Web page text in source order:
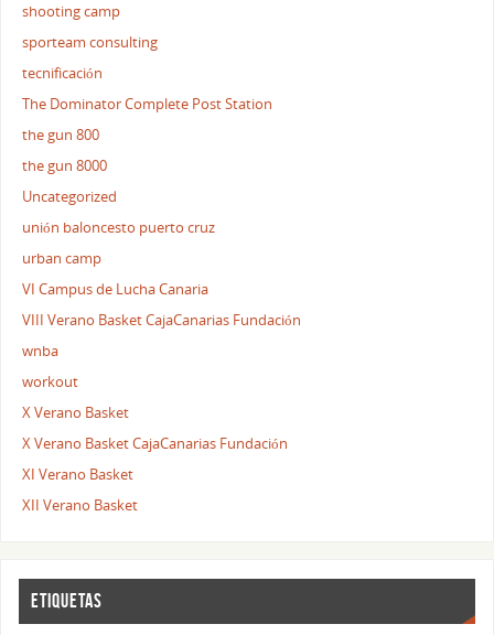
shooting camp
sporteam consulting
tecnificación
The Dominator Complete Post Station
the gun 800
the gun 8000
Uncategorized
unión baloncesto puerto cruz
urban camp
VI Campus de Lucha Canaria
VIII Verano Basket CajaCanarias Fundación
wnba
workout
X Verano Basket
X Verano Basket CajaCanarias Fundación
XI Verano Basket
XII Verano Basket
ETIQUETAS